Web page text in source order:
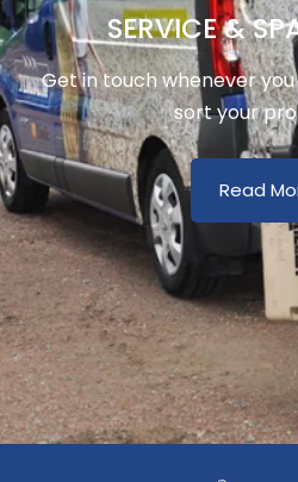
SERVICE &
Get in touch whenever
sort your
Read